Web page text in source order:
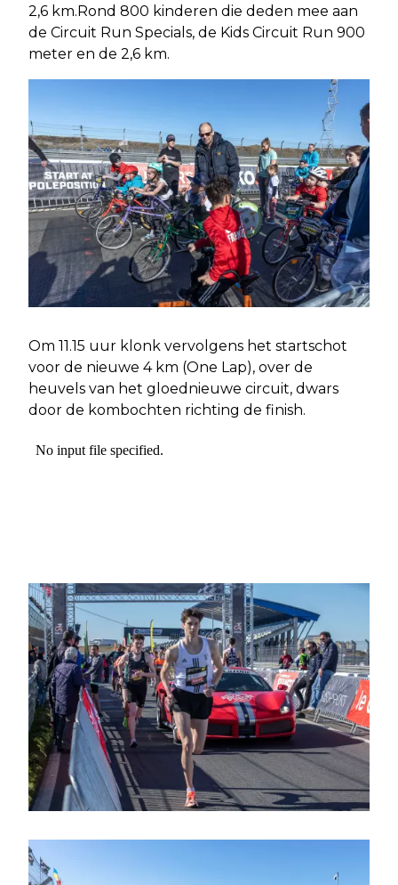
2,6 km.Rond 800 kinderen die deden mee aan
de Circuit Run Specials, de Kids Circuit Run 900
meter en de 2,6 km.
Om 11.15 uur klonk vervolgens het startschot
voor de nieuwe 4 km (One Lap), over de
heuvels van het gloednieuwe circuit, dwars
door de kombochten richting de finish.